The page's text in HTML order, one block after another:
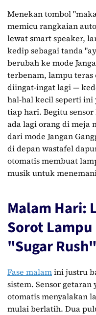
Menekan tombol
memicu rangkaian
lewat smart speaker,
kedip sebagai tanda
berubah ke mode
terbenam, lampu
diingat-ingat lagi —
hal-hal kecil seperti ini
tiap hari. Begitu
ada lagi orang di meja
dari mode Jangan
di depan wastafel
otomatis membuat
musik untuk
Malam Hari:
Sorot
"Sugar
Fase malamini justru
sistem. Sensor
otomatis menyalakan
mulai berlatih. Dua